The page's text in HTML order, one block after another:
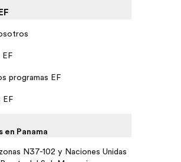
EF
programas EF
EF
en Panama
N37-102 y Naciones Unidas